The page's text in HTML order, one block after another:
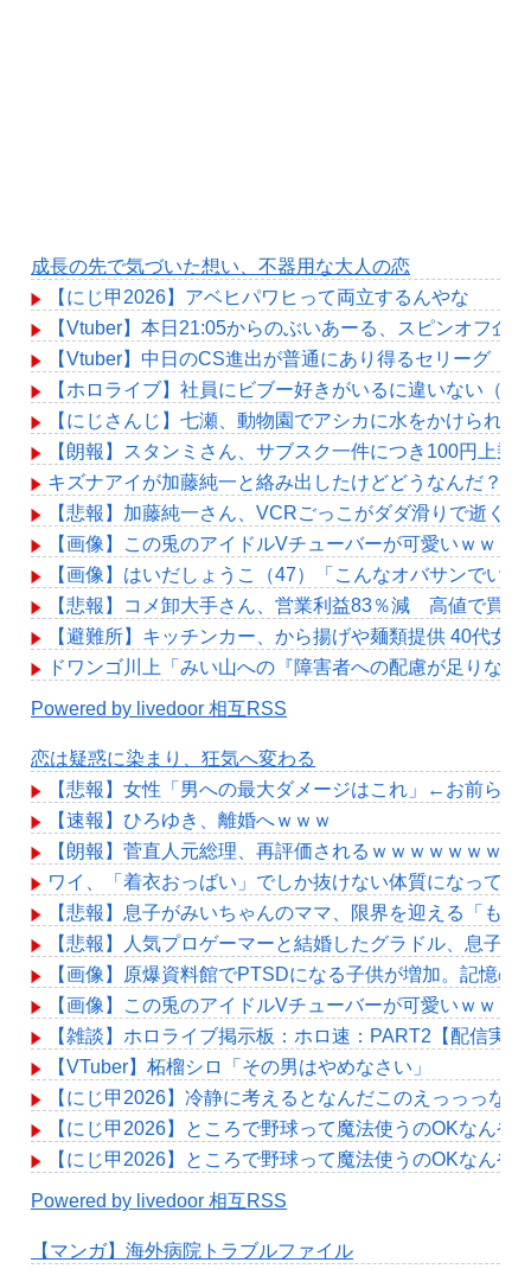
成長の先で気づいた想い、不器用な大人の恋
【にじ甲2026】アベヒパワヒって両立するんやな
【Vtuber】本日21:05からのぶいあーる、スピンオフ企
【Vtuber】中日のCS進出が普通にあり得るセリーグ
【ホロライブ】社員にビブー好きがいるに違いない（確
【にじさんじ】七瀬、動物園でアシカに水をかけられ
【朗報】スタンミさん、サブスク一件につき100円上乗
キズナアイが加藤純一と絡み出したけどどうなんだ？
【悲報】加藤純一さん、VCRごっこがダダ滑りで逝く
【画像】この兎のアイドルVチューバーが可愛いｗｗｗ
【画像】はいだしょうこ（47）「こんなオバサンでい
【悲報】コメ卸大手さん、営業利益83％減 高値で買
【避難所】キッチンカー、から揚げや麺類提供 40代
ドワンゴ川上「みい山への『障害者への配慮が足りな
Powered by livedoor 相互RSS
恋は疑惑に染まり、狂気へ変わる
【悲報】女性「男への最大ダメージはこれ」←お前ら耐
【速報】ひろゆき、離婚へｗｗｗ
【朗報】菅直人元総理、再評価されるｗｗｗｗｗｗｗ
ワイ、「着衣おっばい」でしか抜けない体質になってし
【悲報】息子がみいちゃんのママ、限界を迎える「も
【悲報】人気プロゲーマーと結婚したグラドル、息子
【画像】原爆資料館でPTSDになる子供が増加。記憶の
【画像】この兎のアイドルVチューバーが可愛いｗｗｗ
【雑談】ホロライブ掲示板：ホロ速：PART2【配信実況
【VTuber】柘榴シロ「その男はやめなさい」
【にじ甲2026】冷静に考えるとなんだこのえっっっな
【にじ甲2026】ところで野球って魔法使うのOKなんや
【にじ甲2026】ところで野球って魔法使うのOKなんや
Powered by livedoor 相互RSS
【マンガ】海外病院トラブルファイル